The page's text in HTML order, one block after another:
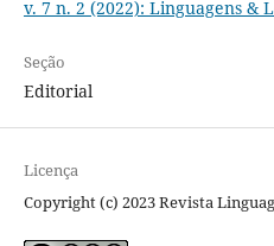
v. 7 n. 2 (2022): Linguagens &
Seção
Editorial
Licença
Copyright (c) 2023 Revista